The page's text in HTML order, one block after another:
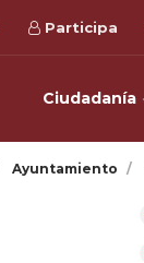
Participa
Ciudadanía
Ayuntamiento